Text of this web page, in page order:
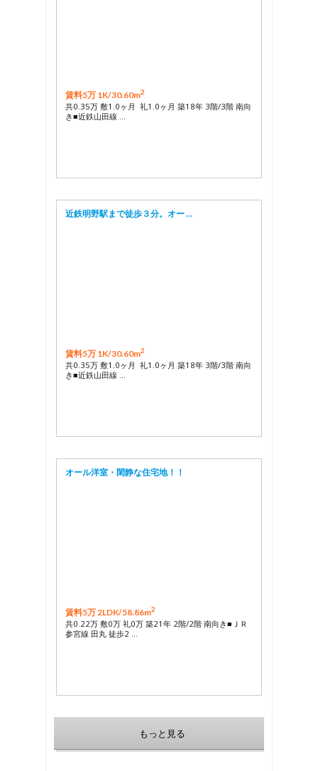
賃料5万 1K/30.60m2
共0.35万 敷1.0ヶ月 礼1.0ヶ月 築18年 3階/3階 南向
き■近鉄山田線 …
近鉄明野駅まで徒歩３分。オー …
賃料5万 1K/30.60m2
共0.35万 敷1.0ヶ月 礼1.0ヶ月 築18年 3階/3階 南向
き■近鉄山田線 …
オール洋室・閑静な住宅地！！
賃料5万 2LDK/58.86m2
共0.22万 敷0万 礼0万 築21年 2階/2階 南向き■ＪＲ
参宮線 田丸 徒歩2 …
もっと見る